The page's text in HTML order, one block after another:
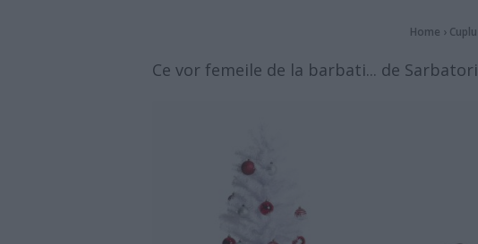
Home › Cuplu
Ce vor femeile de la barbati... de Sarbatori